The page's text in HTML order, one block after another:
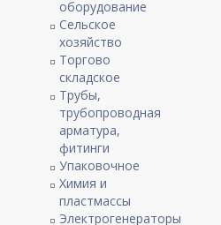
оборудование
Сельское
хозяйство
Торгово
складское
Трубы,
трубопроводная
арматура,
фитинги
Упаковочное
Химия и
пластмассы
Электрогенераторы